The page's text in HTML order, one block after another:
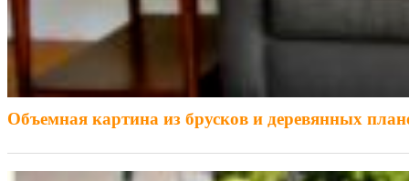
Объемная картина из брусков и деревянных